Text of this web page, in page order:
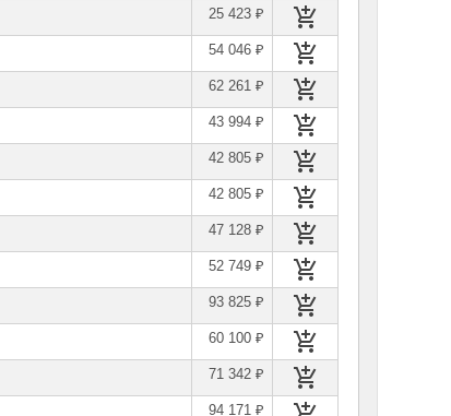
25 423 ₽
54 046 ₽
62 261 ₽
43 994 ₽
42 805 ₽
42 805 ₽
47 128 ₽
52 749 ₽
93 825 ₽
60 100 ₽
71 342 ₽
94 171 ₽